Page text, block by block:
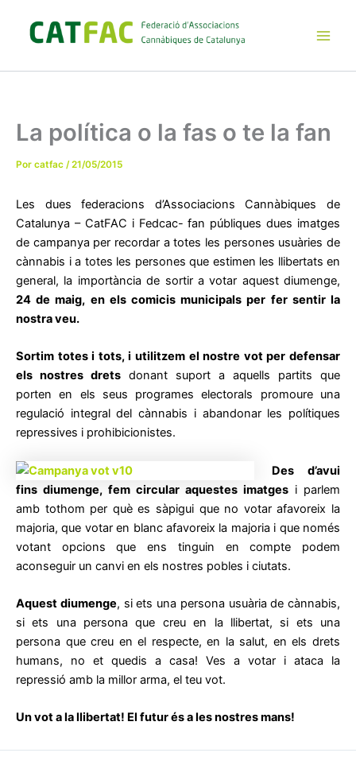
contenido
La política o la fas o te la fan
Por catfac /21/05/2015
Les dues federacions d’Associacions Cannàbiques de
Catalunya – CatFAC i Fedcac- fan públiques dues imatges
de campanya per recordar a totes les persones usuàries de
cànnabis i a totes les persones que estimen les llibertats en
general, la importància de sortir a votar aquest diumenge,
24 de maig, en els comicis municipals per fer sentir la
nostra veu.
Sortim totes i tots, i utilitzem el nostre vot per defensar
els nostres drets donant suport a aquells partits que
porten en els seus programes electorals promoure una
regulació integral del cànnabis i abandonar les polítiques
repressives i prohibicionistes.
Des d’avui
fins diumenge, fem circular aquestes imatges i parlem
amb tothom per què es sàpigui que no votar afavoreix la
majoria, que votar en blanc afavoreix la majoria i que només
votant opcions que ens tinguin en compte podem
aconseguir un canvi en els nostres pobles i ciutats.
Aquest diumenge, si ets una persona usuària de cànnabis,
si ets una persona que creu en la llibertat, si ets una
persona que creu en el respecte, en la salut, en els drets
humans, no et quedis a casa! Ves a votar i ataca la
repressió amb la millor arma, el teu vot.
Un vot a la llibertat! El futur és a les nostres mans!